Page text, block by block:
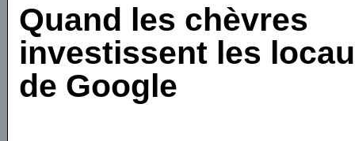
Quand les chèvres
investissent les
de Google